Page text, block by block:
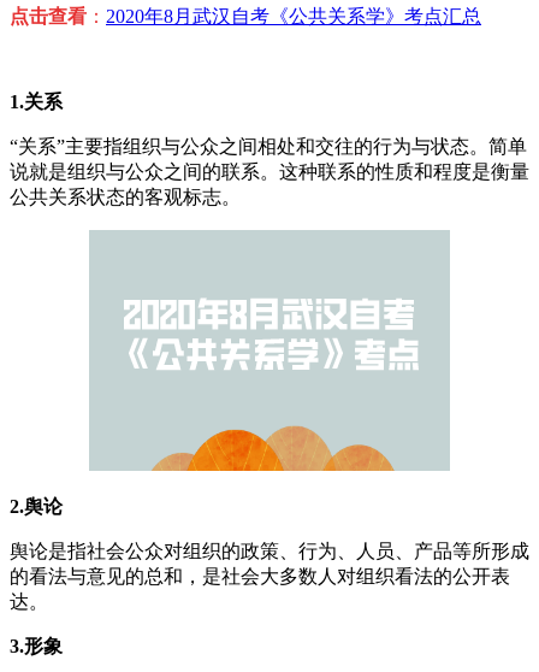
点击查看 ： 2020年8月武汉自考《公共关系学》考点汇总
1.关系
“关系”主要指组织与公众之间相处和交往的行为与状态。简单
说就是组织与公众之间的联系。这种联系的性质和程度是衡量
公共关系状态的客观标志。
2.舆论
舆论是指社会公众对组织的政策、行为、人员、产品等所形成
的看法与意见的总和，是社会大多数人对组织看法的公开表
达。
3.形象